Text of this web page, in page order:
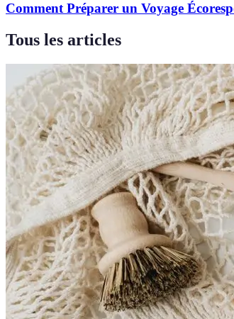
Comment Préparer un Voyage
Tous les articles